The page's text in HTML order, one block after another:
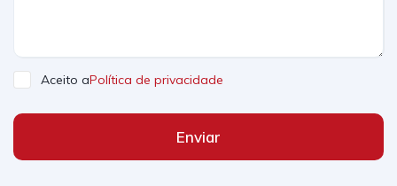
Aceito aPolítica de privacidade
Enviar